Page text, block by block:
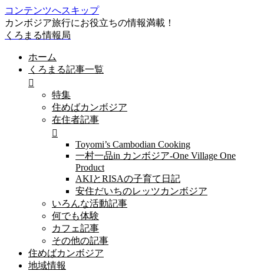
コンテンツへスキップ
カンボジア旅行にお役立ちの情報満載！
くろまる情報局
ホーム
くろまる記事一覧
特集
住めばカンボジア
在住者記事
Toyomi’s Cambodian Cooking
一村一品in カンボジア-One Village One
Product
AKIとRISAの子育て日記
安住だいちのレッツカンボジア
いろんな活動記事
何でも体験
カフェ記事
その他の記事
住めばカンボジア
地域情報